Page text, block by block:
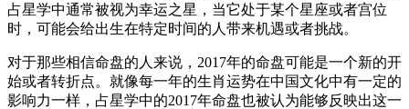
占星学中通常被视为幸运之星，当它处于某个星座或者宫位
时，可能会给出生在特定时间的人带来机遇或者挑战。
对于那些相信命盘的人来说，2017年的命盘可能是一个新的开
始或者转折点。就像每一年的生肖运势在中国文化中有一定的
影响力一样，占星学中的2017年命盘也被认为能够反映出这一